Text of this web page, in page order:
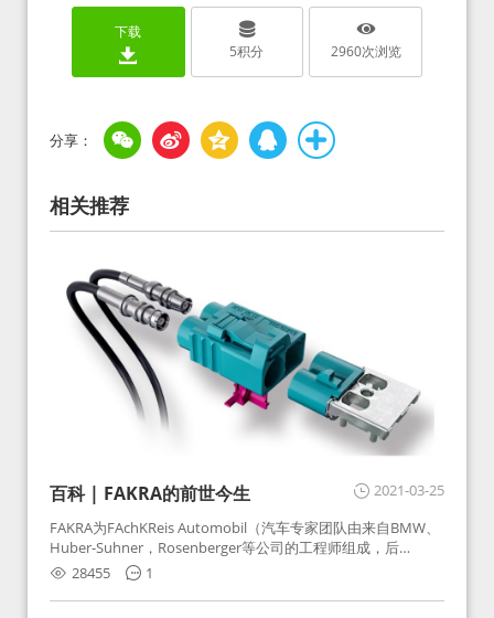
下载
5积分 2960次浏览
相关推荐
2021-03-25
百科 | FAKRA的前世今生
FAKRA为FAchKReis Automobil（汽车专家团队由来自BMW、
Huber-Suhner，Rosenberger等公司的工程师组成，后
Huber-Suhner相关连接器业务及技术在2010年并入
Rosenberger）缩写。起初为BMW需求用于车载收音机天线连
接，如今FAKRA已成为汽车行业通用标准的射频连接器，被业
28455 1